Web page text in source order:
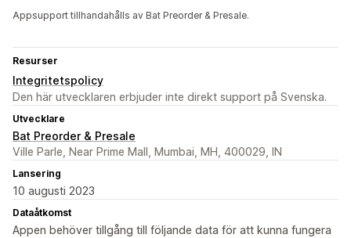
Appsupport tillhandahålls av Bat Preorder & Presale.
Resurser
Integritetspolicy
Den här utvecklaren erbjuder inte direkt support på Svenska.
Utvecklare
Bat Preorder & Presale
Ville Parle, Near Prime Mall, Mumbai, MH, 400029, IN
Lansering
10 augusti 2023
Dataåtkomst
Appen behöver tillgång till följande data för att kunna fungera